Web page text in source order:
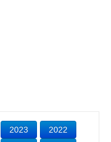
2023
2022